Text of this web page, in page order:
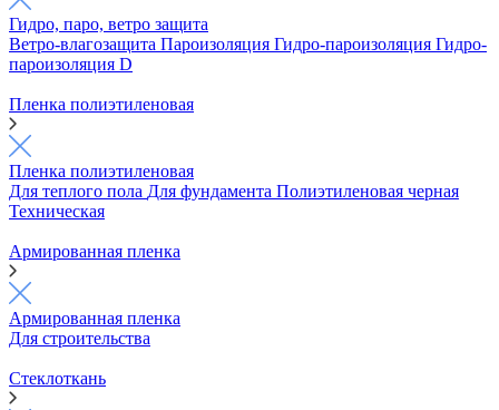
Гидро, паро, ветро защита
Ветро-влагозащита Пароизоляция Гидро-пароизоляция Гидро-
пароизоляция D
Пленка полиэтиленовая
Пленка полиэтиленовая
Для теплого пола Для фундамента Полиэтиленовая черная
Техническая
Армированная пленка
Армированная пленка
Для строительства
Стеклоткань